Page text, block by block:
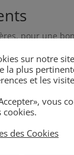
pour une
des
des Médiations
sur la tentative
et la Médiation
sur notre
la plus
et les
vous
des Cookies